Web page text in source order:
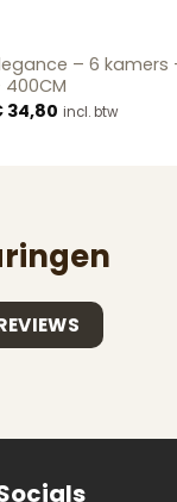
– 6 kamers
400CM
34,80 incl. btw